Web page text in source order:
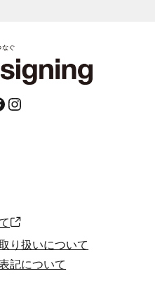
Instagram
り扱いについて
記について